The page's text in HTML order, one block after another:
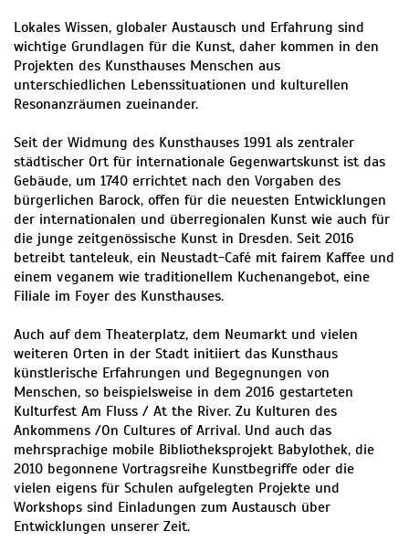
Lokales Wissen, globaler Austausch und Erfahrung sind
wichtige Grundlagen für die Kunst, daher kommen in den
Projekten des Kunsthauses Menschen aus
unterschiedlichen Lebenssituationen und kulturellen
Resonanzräumen zueinander.
Seit der Widmung des Kunsthauses 1991 als zentraler
städtischer Ort für internationale Gegenwartskunst ist das
Gebäude, um 1740 errichtet nach den Vorgaben des
bürgerlichen Barock, offen für die neuesten Entwicklungen
der internationalen und überregionalen Kunst wie auch für
die junge zeitgenössische Kunst in Dresden. Seit 2016
betreibt tanteleuk, ein Neustadt-Café mit fairem Kaffee und
einem veganem wie traditionellem Kuchenangebot, eine
Filiale im Foyer des Kunsthauses.
Auch auf dem Theaterplatz, dem Neumarkt und vielen
weiteren Orten in der Stadt initiiert das Kunsthaus
künstlerische Erfahrungen und Begegnungen von
Menschen, so beispielsweise in dem 2016 gestarteten
Kulturfest Am Fluss / At the River. Zu Kulturen des
Ankommens /On Cultures of Arrival. Und auch das
mehrsprachige mobile Bibliotheksprojekt Babylothek, die
2010 begonnene Vortragsreihe Kunstbegriffe oder die
vielen eigens für Schulen aufgelegten Projekte und
Workshops sind Einladungen zum Austausch über
Entwicklungen unserer Zeit.